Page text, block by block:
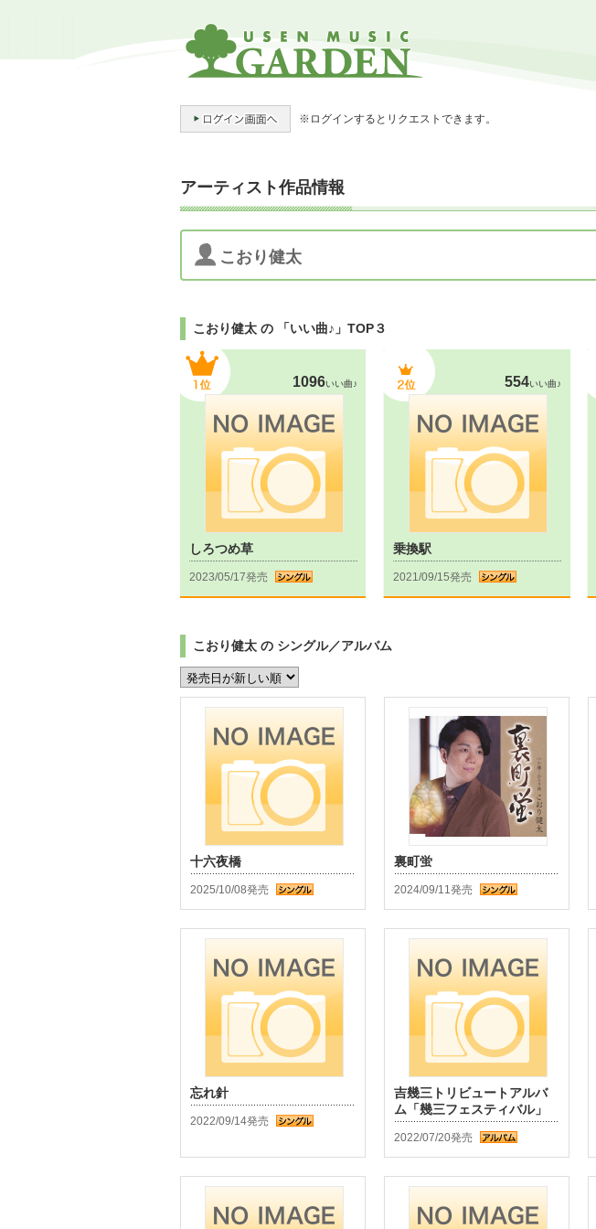
※ログインするとリクエストできます。
アーティスト作品情報
こおり健太
こおり健太 の 「いい曲♪」TOP３
1096いい曲♪
しろつめ草
2023/05/17発売
554いい曲♪
乗換駅
2021/09/15発売
こおり健太 の シングル／アルバム
十六夜橋
2025/10/08発売
裏町蛍
2024/09/11発売
忘れ針
2022/09/14発売
吉幾三トリビュートアルバ
ム「幾三フェスティバル」
2022/07/20発売